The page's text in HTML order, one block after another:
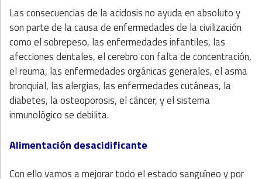
Las consecuencias de la acidosis no ayuda en absoluto y
son parte de la causa de enfermedades de la civilización
como el sobrepeso, las enfermedades infantiles, las
afecciones dentales, el cerebro con falta de concentración,
el reuma, las enfermedades orgánicas generales, el asma
bronquial, las alergias, las enfermedades cutáneas, la
diabetes, la osteoporosis, el cáncer, y el sistema
inmunológico se debilita.
Alimentación desacidificante
Con ello vamos a mejorar todo el estado sanguíneo y por